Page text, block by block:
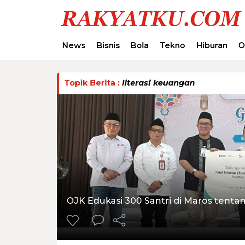
News Bisnis Bola Tekno Hiburan
Topik Berita : literasi keuangan
OJK Edukasi 300 Santri di Maros